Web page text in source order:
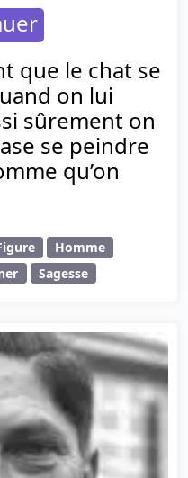
que le chat se
on lui
sûrement on
se peindre
qu’on
Homme
Sagesse